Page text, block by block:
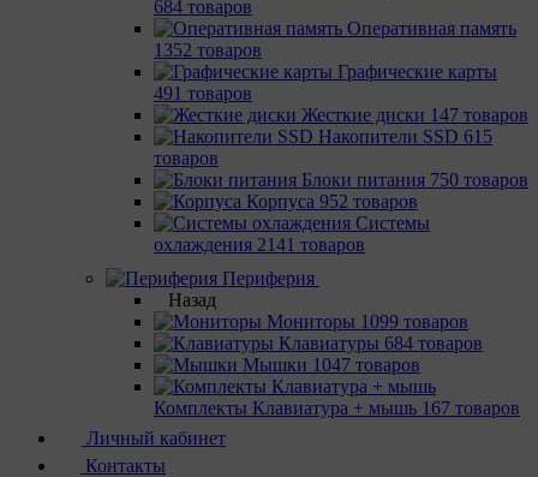
684 товаров
Оперативная память
1352 товаров
Графические карты
491 товаров
Жесткие диски 147 товаров
Накопители SSD 615
товаров
Блоки питания 750 товаров
Корпуса 952 товаров
Системы
охлаждения 2141 товаров
Периферия
Назад
Мониторы 1099 товаров
Клавиатуры 684 товаров
Мышки 1047 товаров
Комплекты Клавиатура + мышь 167 товаров
Личный кабинет
Контакты